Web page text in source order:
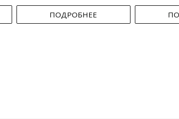
ПОДРОБНЕЕ